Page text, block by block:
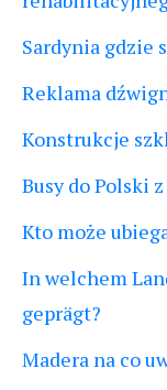
Sardynia gdzie
Reklama
Konstrukcje
Busy do Polski
Kto może
In welchem
geprägt?
Madera na co